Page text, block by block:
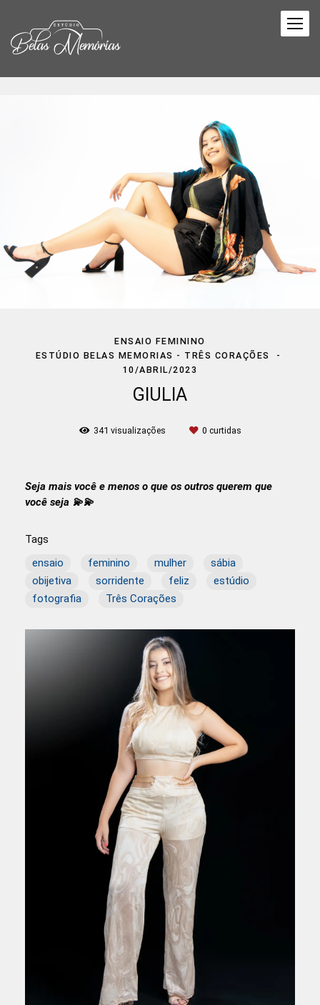
ENSAIO FEMININO
ESTÚDIO BELAS MEMORIAS - TRÊS CORAÇÕES
10/ABRIL/2023
GIULIA
341 visualizações 0 curtidas
Seja mais você e menos o que os outros querem que
você seja 💫💫
Tags
ensaio
feminino mulher
sábia
obijetiva
sorridente feliz
estúdio
fotografia
Três Corações